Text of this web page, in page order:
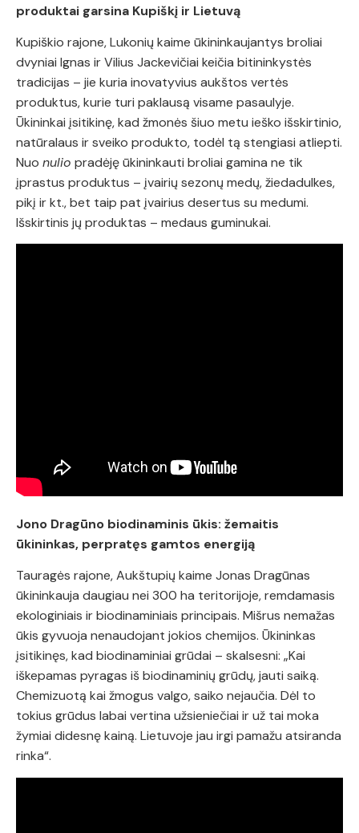
produktai garsina Kupiškį ir Lietuvą
Kupiškio rajone, Lukonių kaime ūkininkaujantys broliai
dvyniai Ignas ir Vilius Jackevičiai keičia bitininkystės
tradicijas – jie kuria inovatyvius aukštos vertės
produktus, kurie turi paklausą visame pasaulyje.
Ūkininkai įsitikinę, kad žmonės šiuo metu ieško išskirtinio,
natūralaus ir sveiko produkto, todėl tą stengiasi atliepti.
Nuo nulio pradėję ūkininkauti broliai gamina ne tik
įprastus produktus – įvairių sezonų medų, žiedadulkes,
pikį ir kt., bet taip pat įvairius desertus su medumi.
Išskirtinis jų produktas – medaus guminukai.
Jono Dragūno biodinaminis ūkis: žemaitis
ūkininkas, perpratęs gamtos energiją
Tauragės rajone, Aukštupių kaime Jonas Dragūnas
ūkininkauja daugiau nei 300 ha teritorijoje, remdamasis
ekologiniais ir biodinaminiais principais. Mišrus nemažas
ūkis gyvuoja nenaudojant jokios chemijos. Ūkininkas
įsitikinęs, kad biodinaminiai grūdai – skalsesni: „Kai
iškepamas pyragas iš biodinaminių grūdų, jauti saiką.
Chemizuotą kai žmogus valgo, saiko nejaučia. Dėl to
tokius grūdus labai vertina užsieniečiai ir už tai moka
žymiai didesnę kainą. Lietuvoje jau irgi pamažu atsiranda
rinka“.